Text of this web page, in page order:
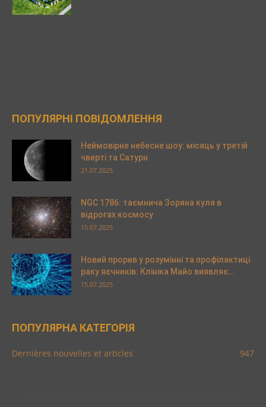
ПОПУЛЯРНІ ПОВІДОМЛЕННЯ
Неймовірне небесне шоу: місяць у третій
чверті та Сатурн
21.07.2025
NGC 1786: таємнича Зоряна куля в
відрогах космосу
15.07.2025
Новий прорив у розумінні та профілактиці
раку яєчників: Клініка Майо виявляє...
15.07.2025
ПОПУЛЯРНА КАТЕГОРІЯ
Dernières nouvelles et articles 947